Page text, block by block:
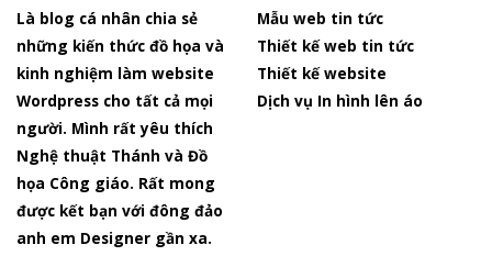
Là blog cá nhân chia sẻ
những kiến thức đồ họa và
kinh nghiệm làm website
Wordpress cho tất cả mọi
người. Mình rất yêu thích
Nghệ thuật Thánh và Đồ
họa Công giáo. Rất mong
được kết bạn với đông đảo
anh em Designer gần xa.
Mẫu web tin tức
Thiết kế web tin tức
Thiết kế website
Dịch vụ In hình lên áo